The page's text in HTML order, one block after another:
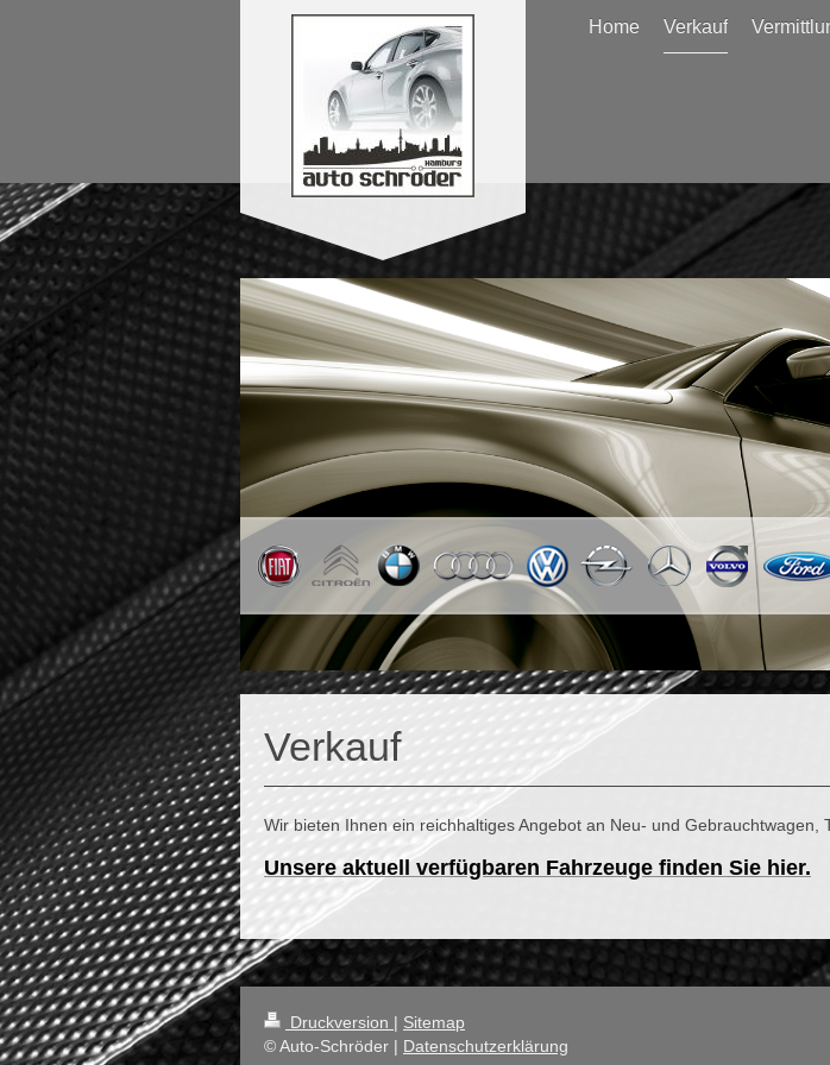
Home Verkauf
Verkauf
Wir bieten Ihnen ein reichhaltiges Angebot an Neu- und Gebrauchtwagen,
Unsere aktuell verfügbaren Fahrzeuge finden Sie hier.
Druckversion | Sitemap
© Auto-Schröder | Datenschutzerklärung